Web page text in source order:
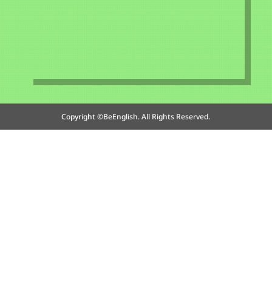
Copyright ©BeEnglish. All Rights Reserved.